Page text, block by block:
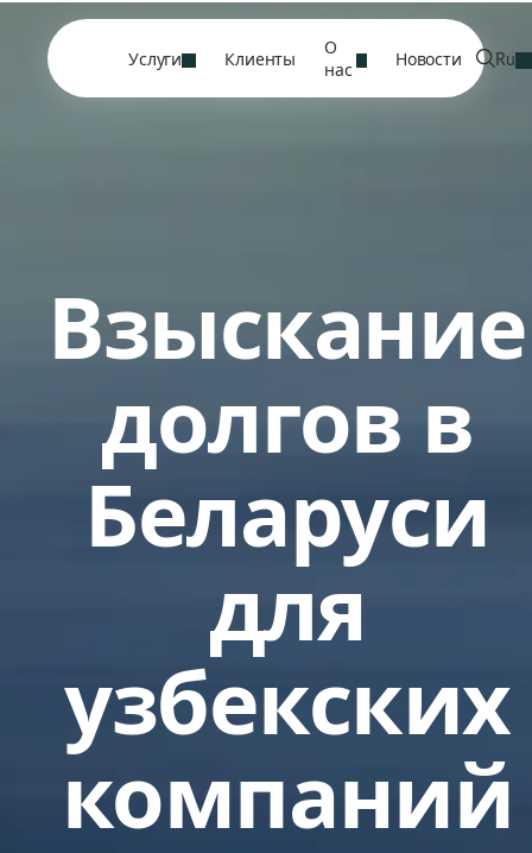
Услуги Клиенты
О
нас
Новости Ru
Взыскание
долгов в
Беларуси
для
узбекских
компаний